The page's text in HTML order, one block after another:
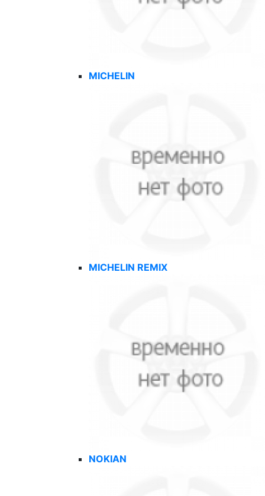
MICHELIN
MICHELIN REMIX
NOKIAN